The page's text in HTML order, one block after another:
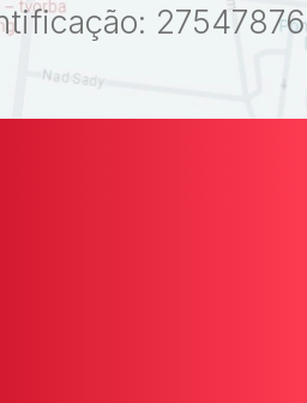
27547876